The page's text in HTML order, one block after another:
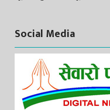
Social Media